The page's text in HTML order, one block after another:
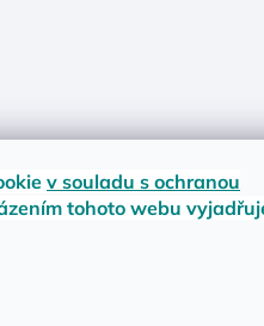
v souladu s ochranou
tohoto webu
velikosti